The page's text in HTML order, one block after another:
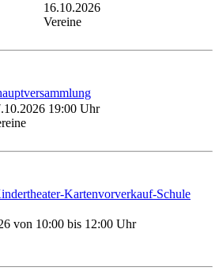
16.10.2026
Vereine
19:00 Uhr
Kartenvorverkauf-Schule
von 10:00 bis 12:00 Uhr